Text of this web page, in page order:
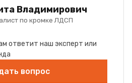
Владимирович
по кромке ЛДСП
ответит наш эксперт или
вопрос